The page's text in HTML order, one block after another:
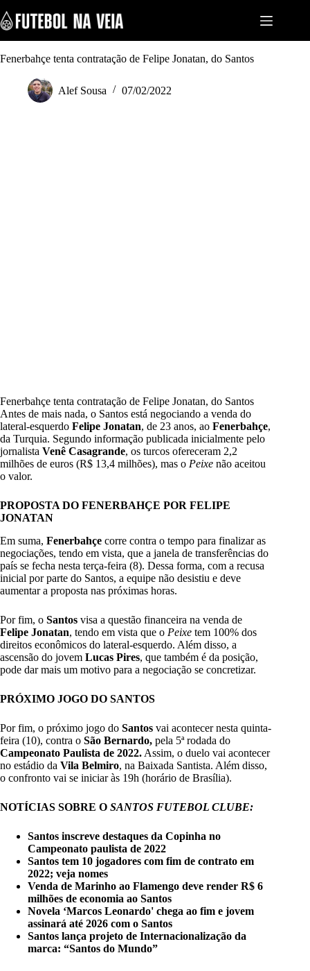
k
i
p
tFenerbahçe tenta contratação de Felipe Jonatan, do Santos
Alef Sousa 07/02/2022
Fenerbahçe tenta contratação de Felipe Jonatan, do Santos
Antes de mais nada, o Santos está negociando a venda do
lateral-esquerdo Felipe Jonatan, de 23 anos, ao Fenerbahçe,
da Turquia. Segundo informação publicada inicialmente pelo
jornalista Venê Casagrande, os turcos ofereceram 2,2
milhões de euros (R$ 13,4 milhões), mas o Peixe não aceitou
o valor.
PROPOSTA DO FENERBAHÇE POR FELIPE
JONATAN
Em suma, Fenerbahçe corre contra o tempo para finalizar as
negociações, tendo em vista, que a janela de transferências do
país se fecha nesta terça-feira (8). Dessa forma, com a recusa
inicial por parte do Santos, a equipe não desistiu e deve
aumentar a proposta nas próximas horas.
Por fim, o Santos visa a questão financeira na venda de
Felipe Jonatan, tendo em vista que o Peixe tem 100% dos
direitos econômicos do lateral-esquerdo. Além disso, a
ascensão do jovem Lucas Pires, que também é da posição,
pode dar mais um motivo para a negociação se concretizar.
PRÓXIMO JOGO DO SANTOS
Por fim, o próximo jogo do Santos vai acontecer nesta quinta-
feira (10), contra o São Bernardo, pela 5ª rodada do
Campeonato Paulista de 2022. Assim, o duelo vai acontecer
no estádio da Vila Belmiro, na Baixada Santista. Além disso,
o confronto vai se iniciar às 19h (horário de Brasília).
NOTÍCIAS SOBRE O SANTOS FUTEBOL CLUBE:
Santos inscreve destaques da Copinha no
Campeonato paulista de 2022
Santos tem 10 jogadores com fim de contrato em
2022; veja nomes
Venda de Marinho ao Flamengo deve render R$ 6
milhões de economia ao Santos
Novela ‘Marcos Leonardo' chega ao fim e jovem
assinará até 2026 com o Santos
Santos lança projeto de Internacionalização da
marca: “Santos do Mundo”